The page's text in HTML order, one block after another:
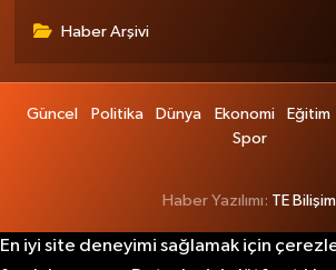
Haber Arşivi
Güncel Politika Dünya Ekonomi Eğitim
Spor
Haber Yazılımı: TE Bilişim
En iyi site deneyimi sağlamak için